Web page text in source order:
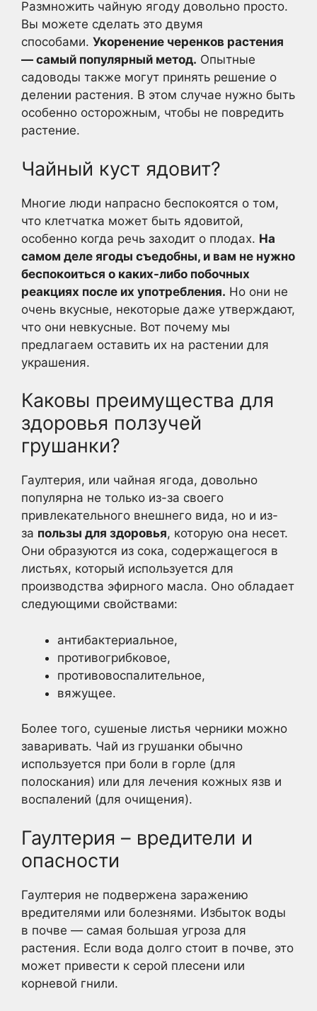
Размножить чайную ягоду довольно просто.
Вы можете сделать это двумя
способами. Укоренение черенков растения
— самый популярный метод. Опытные
садоводы также могут принять решение о
делении растения. В этом случае нужно быть
особенно осторожным, чтобы не повредить
растение.
Чайный куст ядовит?
Многие люди напрасно беспокоятся о том,
что клетчатка может быть ядовитой,
особенно когда речь заходит о плодах. На
самом деле ягоды съедобны, и вам не нужно
беспокоиться о каких-либо побочных
реакциях после их употребления. Но они не
очень вкусные, некоторые даже утверждают,
что они невкусные. Вот почему мы
предлагаем оставить их на растении для
украшения.
Каковы преимущества для
здоровья ползучей
грушанки?
Гаултерия, или чайная ягода, довольно
популярна не только из-за своего
привлекательного внешнего вида, но и из-
за пользы для здоровья, которую она несет.
Они образуются из сока, содержащегося в
листьях, который используется для
производства эфирного масла. Оно обладает
следующими свойствами:
антибактериальное,
противогрибковое,
противовоспалительное,
вяжущее.
Более того, сушеные листья черники можно
заваривать. Чай из грушанки обычно
используется при боли в горле (для
полоскания) или для лечения кожных язв и
воспалений (для очищения).
Гаултерия – вредители и
опасности
Гаултерия не подвержена заражению
вредителями или болезнями. Избыток воды
в почве — самая большая угроза для
растения. Если вода долго стоит в почве, это
может привести к серой плесени или
корневой гнили.